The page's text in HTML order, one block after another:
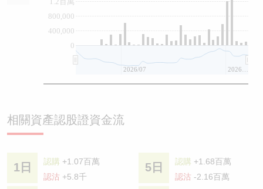
0
400,000
800,000
2026/07
相關資產認股證資金流
1日 認購 +1.07百萬
認沽 +5.8千
5日 認購 +1.68百萬
認沽 -2.16百萬